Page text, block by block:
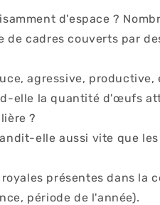
d'espace ?
de cadres couverts par
agressive, productive,
elle la quantité d'œufs
?
elle aussi vite que
présentes dans la
période de l'année).